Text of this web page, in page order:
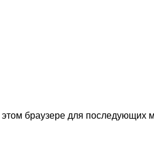
браузере для последующих